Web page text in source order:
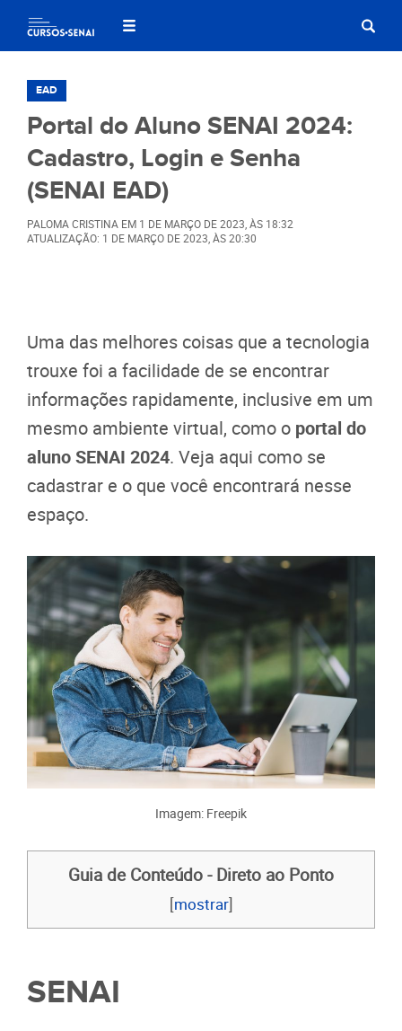
EAD
Portal do Aluno SENAI 2024:
Cadastro, Login e Senha
(SENAI EAD)
PALOMA CRISTINA EM 1 DE MARÇO DE 2023 , ÀS 18:32
ATUALIZAÇÃO: 1 DE MARÇO DE 2023, ÀS 20:30
Uma das melhores coisas que a tecnologia
trouxe foi a facilidade de se encontrar
informações rapidamente, inclusive em um
mesmo ambiente virtual, como o portal do
aluno SENAI 2024. Veja aqui como se
cadastrar e o que você encontrará nesse
espaço.
Imagem: Freepik
Guia de Conteúdo - Direto ao Ponto
[mostrar]
SENAI